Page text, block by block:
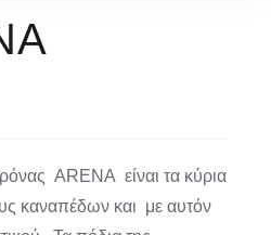
ARENA είναι τα κύρια
καναπέδων και με αυτόν